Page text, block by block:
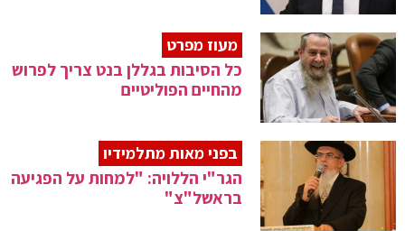
מעוז מפרט
כל הסיבות בגללן בנט צריך לפרוש
מהחיים הפוליטיים
בפני מאות מתלמידיו
הגר"י הללויה: "למחות על הפגיעה
בראשל"צ"